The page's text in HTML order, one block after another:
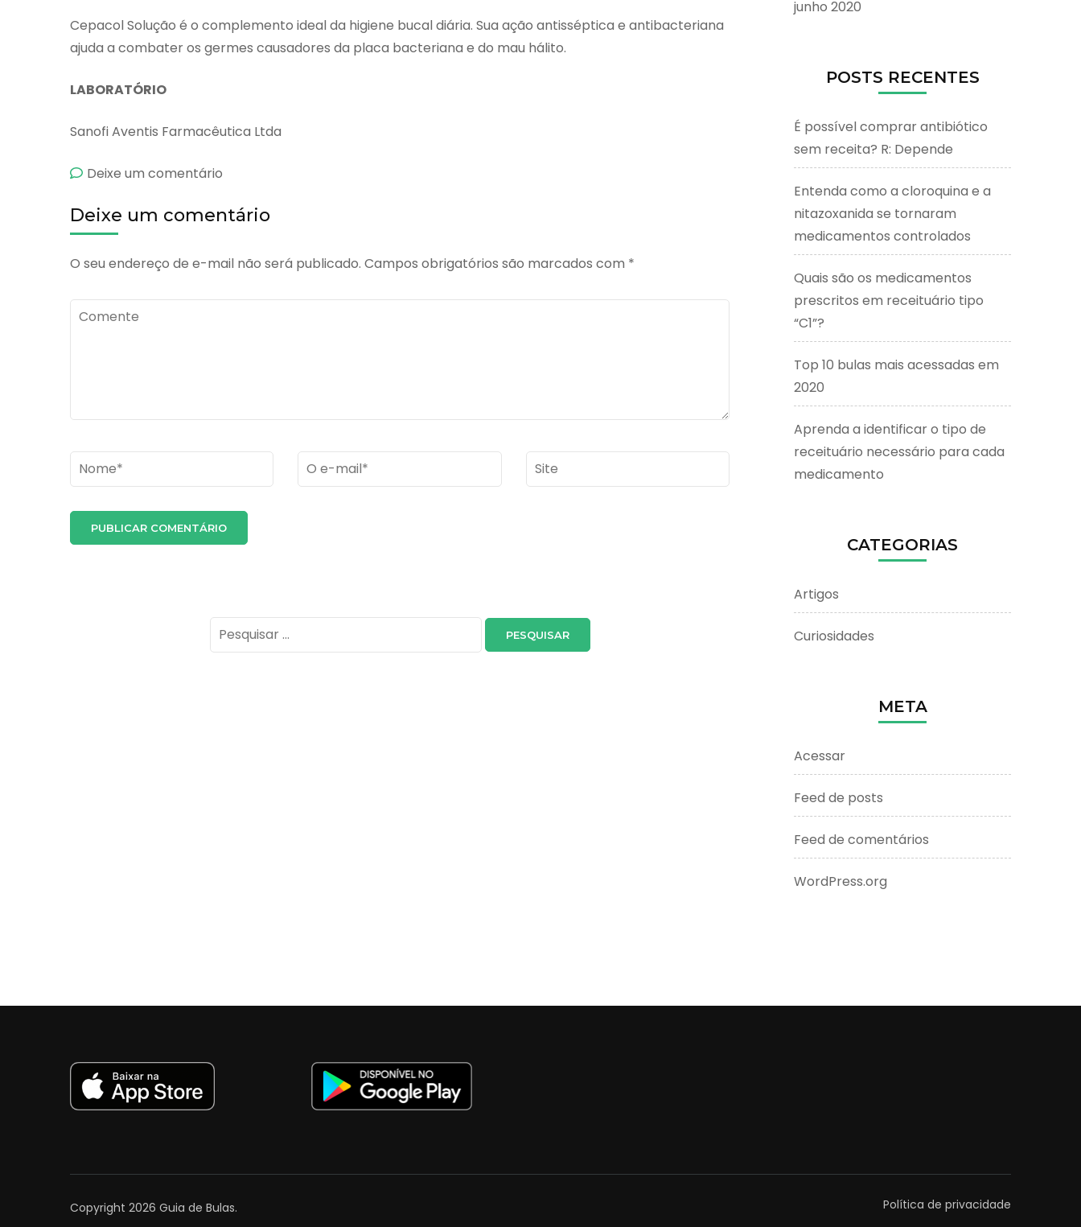
Cepacol Solução é o complemento ideal da higiene bucal diária. Sua ação antisséptica e antibacteriana
ajuda a combater os germes causadores da placa bacteriana e do mau hálito.
LABORATÓRIO
Sanofi Aventis Farmacêutica Ltda
Deixe um comentário
Deixe um comentário
O seu endereço de e-mail não será publicado. Campos obrigatórios são marcados com *
Comente
Name* Email * Site
Pesquisar
por:
junho 2020
POSTS RECENTES
É possível comprar antibiótico
sem receita? R: Depende
Entenda como a cloroquina e a
nitazoxanida se tornaram
medicamentos controlados
Quais são os medicamentos
prescritos em receituário tipo
“C1”?
Top 10 bulas mais acessadas em
2020
Aprenda a identificar o tipo de
receituário necessário para cada
medicamento
CATEGORIAS
Artigos
Curiosidades
META
Acessar
Feed de posts
Feed de comentários
WordPress.org
Copyright 2026 Guia de Bulas. Política de privacidade